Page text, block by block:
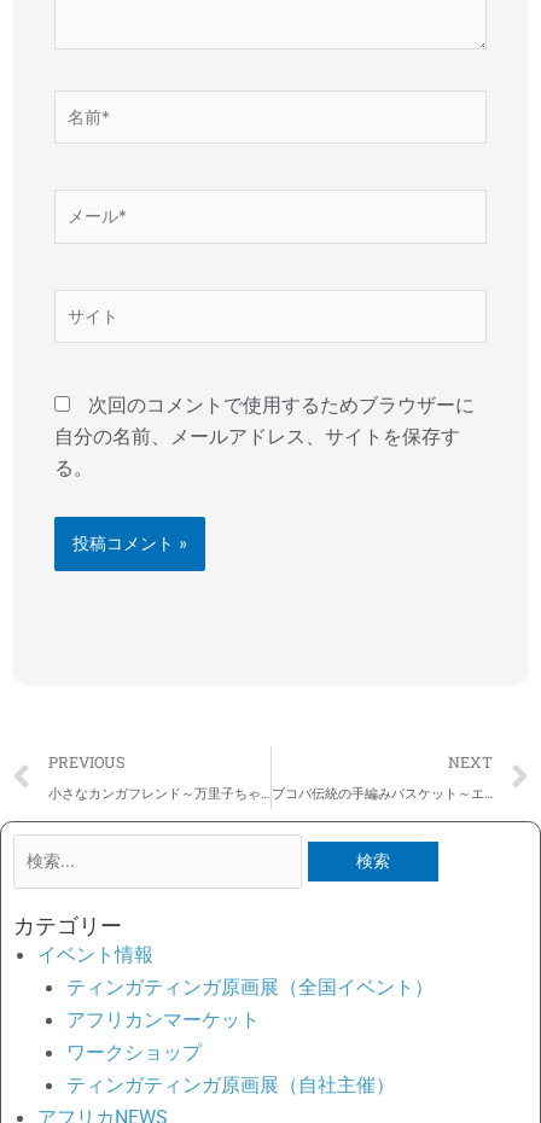
*
次回のコメントで使用するためブラウザーに
自分の名前、メールアドレス、サイトを保存す
る。
Prev
PREVIOUS
小さなカンガフレンド～万里子ちゃん
NEXT
ブコバ伝統の手編みバスケット～エキボ
検
対
象:
カテゴリー
イベント情報
ティンガティンガ原画展（全国イベント）
アフリカンマーケット
ワークショップ
ティンガティンガ原画展（自社主催）
アフリカNEWS